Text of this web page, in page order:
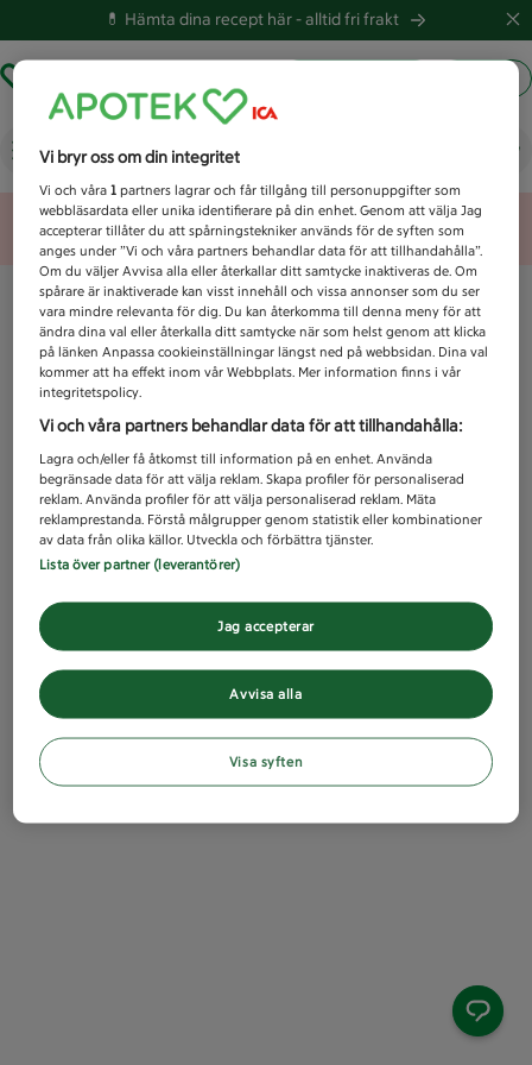
💊 Hämta dina recept här -alltid fri frakt
Vad letar du efter idag?
Unknown error
Vi bryr oss om din integritet
Vi och våra1 partners lagrar och får tillgång till personuppgifter som
webbläsardata eller unika identifierare på din enhet. Genom att välja Jag
accepterar tillåter du att spårningstekniker används för de syften som
anges under ”Vi och våra partners behandlar data för att tillhandahålla”.
Om du väljer Avvisa alla eller återkallar ditt samtycke inaktiveras de. Om
spårare är inaktiverade kan visst innehåll och vissa annonser som du ser
vara mindre relevanta för dig. Du kan återkomma till denna meny för att
ändra dina val eller återkalla ditt samtycke när som helst genom att klicka
på länken Anpassa cookieinställningar längst ned på webbsidan. Dina val
kommer att ha effekt inom vår Webbplats. Mer information finns i vår
integritetspolicy.
Vi och våra partners behandlar data för att tillhandahålla:
Lagra och/eller få åtkomst till information på en enhet. Använda
begränsade data för att välja reklam. Skapa profiler för personaliserad
reklam. Använda profiler för att välja personaliserad reklam. Mäta
reklamprestanda. Förstå målgrupper genom statistik eller kombinationer
av data från olika källor. Utveckla och förbättra tjänster.
Lista över partner (leverantörer)
Avvisa alla
Jag accepterar
Visa syften